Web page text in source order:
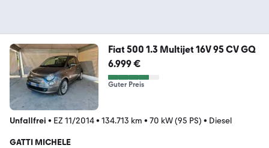
Fiat 500 1.3 Multijet 16V 95 CV GQ
6.999 €
Guter Preis
Unfallfrei • EZ 11/2014• 134.713 km • 70 kW (95 PS) • Diesel
GATTI MICHELE